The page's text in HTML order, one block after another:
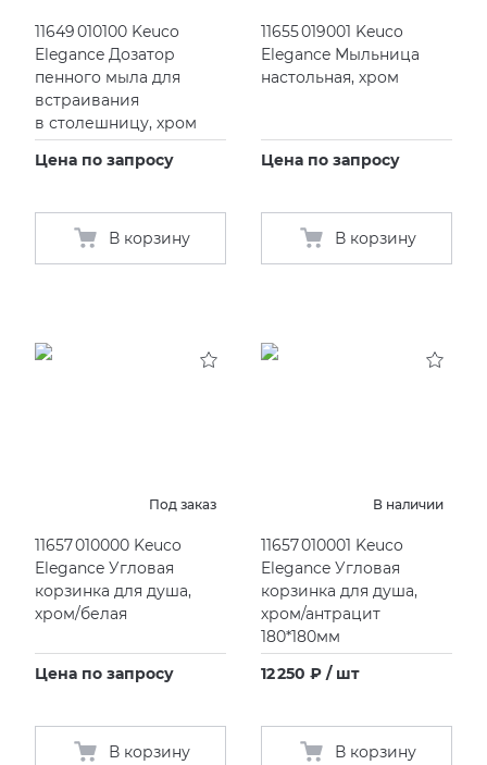
11649 010100 Keuco
Elegance Дозатор
пенного мыла для
встраивания
в столешницу, хром
Цена по запросу
В корзину
11655 019001 Keuco
Elegance Мыльница
настольная, хром
Цена по запросу
В корзину
Под заказ
11657 010000 Keuco
Elegance Угловая
корзинка для душа,
хром/белая
Цена по запросу
В корзину
В наличии
11657 010001 Keuco
Elegance Угловая
корзинка для душа,
хром/антрацит
180*180мм
12 250 ₽ / шт
В корзину